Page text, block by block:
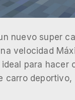
nuevo super
velocidad
para
carro